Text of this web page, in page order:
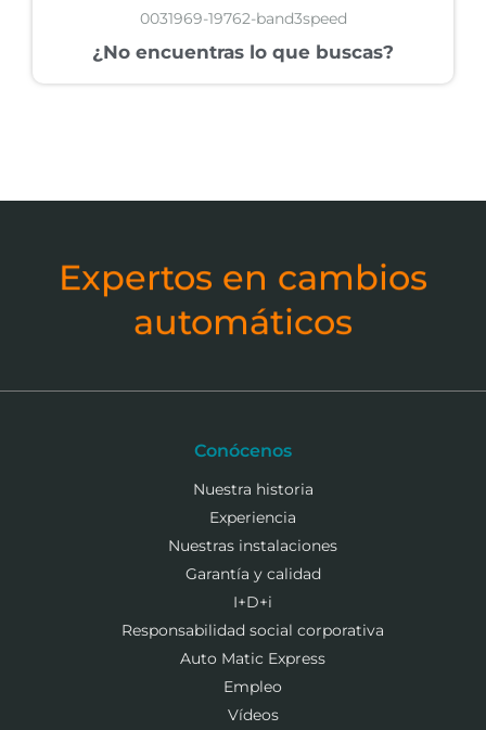
0031969-19762-band3speed
¿No encuentras lo que buscas?
Expertos en cambios
automáticos
Conócenos
Nuestra historia
Experiencia
Nuestras instalaciones
Garantía y calidad
I+D+i
Responsabilidad social corporativa
Auto Matic Express
Empleo
Vídeos